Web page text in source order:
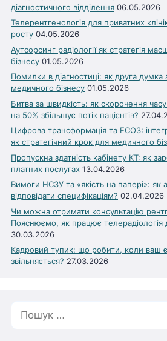
діагностичного відділення 06.05.2026
Телерентгенологія для приватних
росту 04.05.2026
Аутсорсинг радіології як стратегія
бізнесу 01.05.2026
Помилки в діагностиці: як друга
медичного бізнесу 01.05.2026
Битва за швидкість: як скорочення
на 50% збільшує потік пацієнтів?
Цифрова трансформація та ЕСОЗ:
як стратегічний крок для медичного
Пропускна здатність кабінету КТ: як
платних послугах 13.04.2026
Вимоги НСЗУ та «якість на папері»: як
відповідати специфікаціям? 02.04.2026
Чи можна отримати консультацію
Пояснюємо, як працює телерадіологія
30.03.2026
Кадровий тупик: що робити, коли ваш
звільняється? 27.03.2026